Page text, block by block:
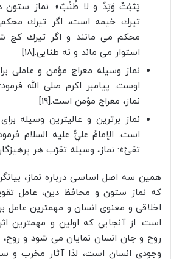
يَثبُتْ وَتِدٌ و لا طُنُبٌ»: نماز
تيرك خيمه است، اگر تيرك محكم
محكم مى مانند و اگر تيرك كج
استوار مى ماند و نه طنابى.[18]
نماز وسیله معراج مؤمن و عاملی
اوست. پیامبر اکرم صلی الله
نماز، معراج مؤمن است.[19]
نماز برترین و عالیترین وسیله
است. الإمامُ عليٌّ عليه السلام
تقىّ»: نماز، وسيله تقرّب هر
همین سه اصل اساسی درباره نماز،
که نماز ستون و محافظ دین، عامل
اخلاقی و معنوی انسان و مهمترین عامل
است. از آنجایی که اولین و مهمترین
روح و جان انسان نمایان می شود و
وجودی انسان است، لذا آثار مخرب و